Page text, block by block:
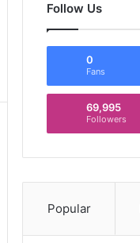
Follow Us
0
Fans
69,995
Followers
Popular